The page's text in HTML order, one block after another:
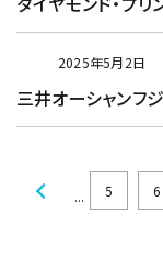
2025年5月2日
三井オーシャンフ
... 5 6